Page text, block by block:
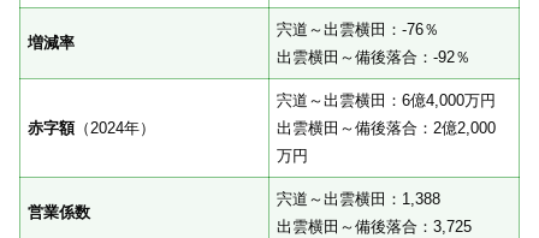
増減率
宍道～出雲横田：-76％
出雲横田～備後落合：-92％
赤字額（2024年）
宍道～出雲横田：6億4,000万円
出雲横田～備後落合：2億2,000
万円
営業係数
宍道～出雲横田：1,388
出雲横田～備後落合：3,725